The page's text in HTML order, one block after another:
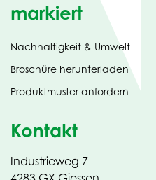
markiert
Nachhaltigkeit & Umwelt
Broschüre herunterladen(opens
in
new
Produktmuster anfordern
Kontakt
Industrieweg 7